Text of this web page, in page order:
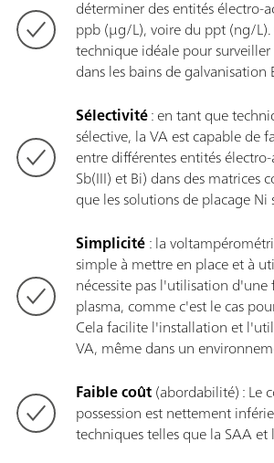
déterminer des entités électro-
ppb (µg/L), voire du ppt (ng/
technique idéale pour
dans les bains de galvanisation
Sélectivité: en tant que
sélective, la VA est capable de
entre différentes entités
Sb(III) et Bi) dans des matrices
que les solutions de placage Ni
Simplicité: la
simple à mettre en place et à
nécessite pas l'utilisation
plasma, comme c'est le cas
Cela facilite l'installation et
VA, même dans un
Faible coût(abordabilité) : Le
possession est nettement
techniques telles que la SAA et